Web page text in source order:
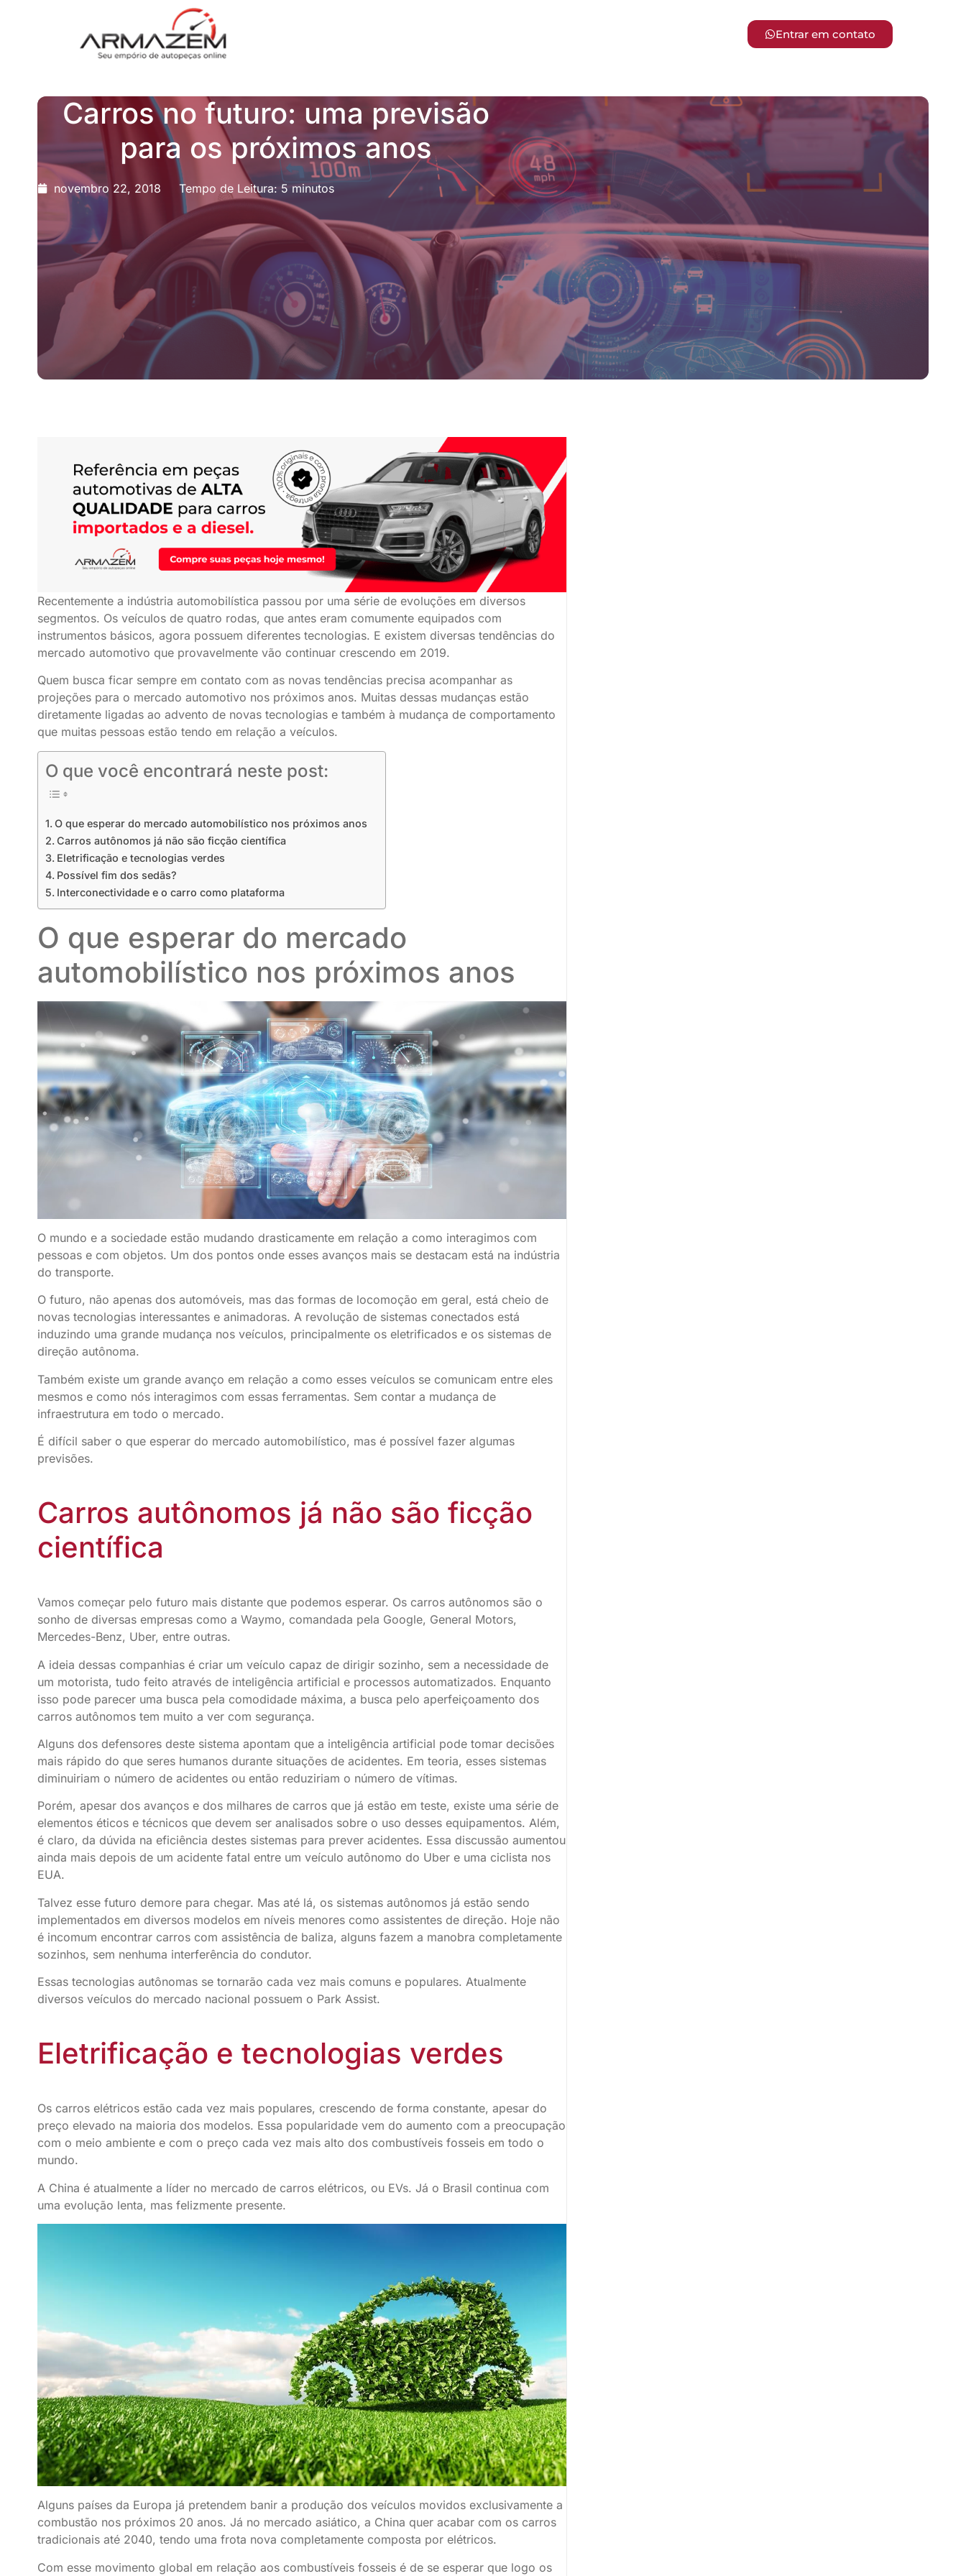
Entrar em contato
Carros no futuro: uma previsão
para os próximos anos
novembro 22, 2018 Tempo de Leitura: 5 minutos
Recentemente a indústria automobilística passou por uma série de evoluções em diversos
segmentos. Os veículos de quatro rodas, que antes eram comumente equipados com
instrumentos básicos, agora possuem diferentes tecnologias. E existem diversas tendências do
mercado automotivo que provavelmente vão continuar crescendo em 2019.
Quem busca ficar sempre em contato com as novas tendências precisa acompanhar as
projeções para o mercado automotivo nos próximos anos. Muitas dessas mudanças estão
diretamente ligadas ao advento de novas tecnologias e também à mudança de comportamento
que muitas pessoas estão tendo em relação a veículos.
O que você encontrará neste post:
O que esperar do mercado automobilístico nos próximos anos
Carros autônomos já não são ficção científica
Eletrificação e tecnologias verdes
Possível fim dos sedãs?
Interconectividade e o carro como plataforma
O que esperar do mercado
automobilístico nos próximos anos
O mundo e a sociedade estão mudando drasticamente em relação a como interagimos com
pessoas e com objetos. Um dos pontos onde esses avanços mais se destacam está na indústria
do transporte.
O futuro, não apenas dos automóveis, mas das formas de locomoção em geral, está cheio de
novas tecnologias interessantes e animadoras. A revolução de sistemas conectados está
induzindo uma grande mudança nos veículos, principalmente os eletrificados e os sistemas de
direção autônoma.
Também existe um grande avanço em relação a como esses veículos se comunicam entre eles
mesmos e como nós interagimos com essas ferramentas. Sem contar a mudança de
infraestrutura em todo o mercado.
É difícil saber o que esperar do mercado automobilístico, mas é possível fazer algumas
previsões.
Carros autônomos já não são ficção
científica
Vamos começar pelo futuro mais distante que podemos esperar. Os carros autônomos são o
sonho de diversas empresas como a Waymo, comandada pela Google, General Motors,
Mercedes-Benz, Uber, entre outras.
A ideia dessas companhias é criar um veículo capaz de dirigir sozinho, sem a necessidade de
um motorista, tudo feito através de inteligência artificial e processos automatizados. Enquanto
isso pode parecer uma busca pela comodidade máxima, a busca pelo aperfeiçoamento dos
carros autônomos tem muito a ver com segurança.
Alguns dos defensores deste sistema apontam que a inteligência artificial pode tomar decisões
mais rápido do que seres humanos durante situações de acidentes. Em teoria, esses sistemas
diminuiriam o número de acidentes ou então reduziriam o número de vítimas.
Porém, apesar dos avanços e dos milhares de carros que já estão em teste, existe uma série de
elementos éticos e técnicos que devem ser analisados sobre o uso desses equipamentos. Além,
é claro, da dúvida na eficiência destes sistemas para prever acidentes. Essa discussão aumentou
ainda mais depois de um acidente fatal entre um veículo autônomo do Uber e uma ciclista nos
EUA.
Talvez esse futuro demore para chegar. Mas até lá, os sistemas autônomos já estão sendo
implementados em diversos modelos em níveis menores como assistentes de direção. Hoje não
é incomum encontrar carros com assistência de baliza, alguns fazem a manobra completamente
sozinhos, sem nenhuma interferência do condutor.
Essas tecnologias autônomas se tornarão cada vez mais comuns e populares. Atualmente
diversos veículos do mercado nacional possuem o Park Assist.
Eletrificação e tecnologias verdes
Os carros elétricos estão cada vez mais populares, crescendo de forma constante, apesar do
preço elevado na maioria dos modelos. Essa popularidade vem do aumento com a preocupação
com o meio ambiente e com o preço cada vez mais alto dos combustíveis fosseis em todo o
mundo.
A China é atualmente a líder no mercado de carros elétricos, ou EVs. Já o Brasil continua com
uma evolução lenta, mas felizmente presente.
Alguns países da Europa já pretendem banir a produção dos veículos movidos exclusivamente a
combustão nos próximos 20 anos. Já no mercado asiático, a China quer acabar com os carros
tradicionais até 2040, tendo uma frota nova completamente composta por elétricos.
Com esse movimento global em relação aos combustíveis fosseis é de se esperar que logo os